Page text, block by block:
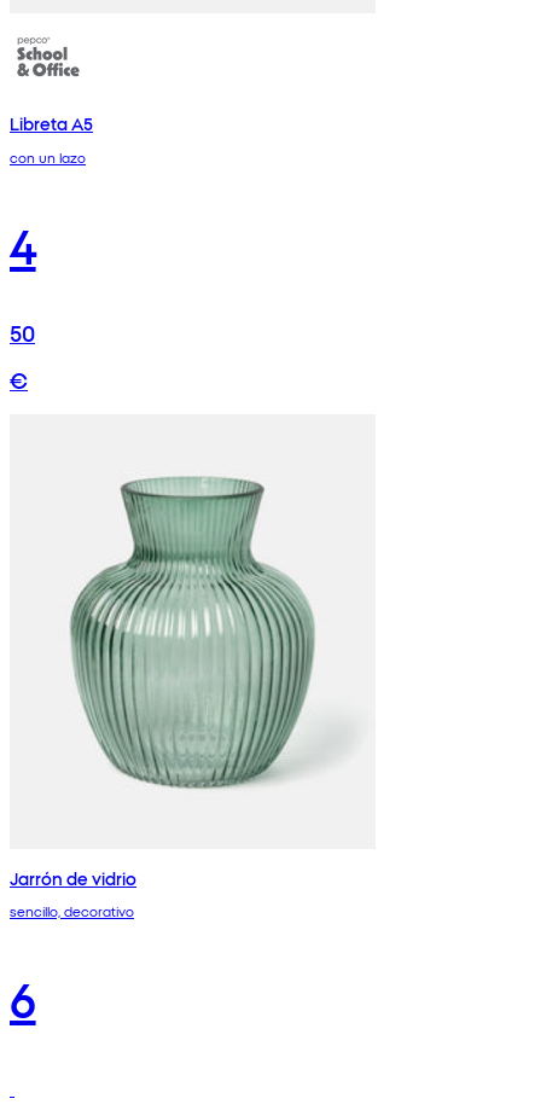
Libreta A5
con un lazo
4
50
€
Jarrón de vidrio
sencillo, decorativo
6